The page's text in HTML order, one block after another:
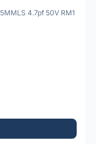
4.7pf 50V RM1